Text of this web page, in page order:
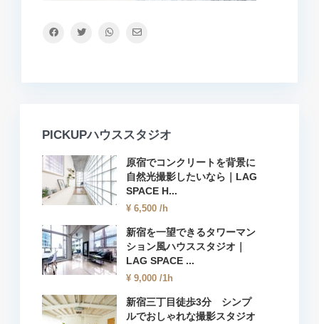
PICKUPハウススタジオ
原宿でコンクリートを背景に
自然光撮影したいなら｜LAG
SPACE H...
¥ 6,500 /h
新宿を一望できるタワーマン
ション風ハウススタジオ｜
LAG SPACE ...
¥ 9,000 /1h
新宿三丁目徒歩3分 シンプ
ルでおしゃれな撮影スタジオ